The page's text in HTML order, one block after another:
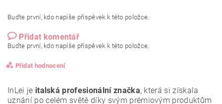
Buďte první, kdo napíše příspěvek k této položce.
Přidat komentář
Buďte první, kdo napíše příspěvek k této položce.
Přidat hodnocení
InLei je italská profesionální značka, která si získala
uznání po celém světě díky svým prémiovým produktům